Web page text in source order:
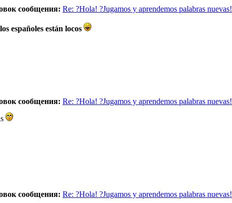
сообщения: Re: ?Hola! ?Jugamos y aprendemos palabras nuevas!
españoles están locos
сообщения: Re: ?Hola! ?Jugamos y aprendemos palabras nuevas!
сообщения: Re: ?Hola! ?Jugamos y aprendemos palabras nuevas!